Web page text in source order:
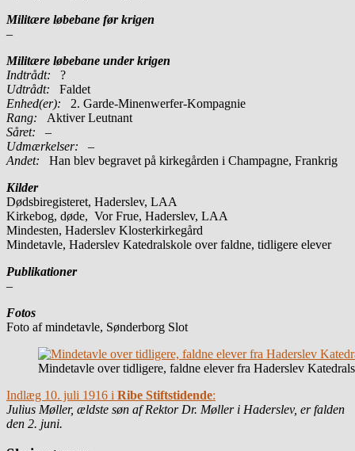
Militære løbebane før krigen
–
Militære løbebane under krigen
Indtrådt: ?
Udtrådt: Faldet
Enhed(er):
2. Garde-Minenwerfer-Kompagnie
Rang:
Aktiver Leutnant
Såret: –
Udmærkelser: –
Andet: Han blev begravet på kirkegården i Champagne, Frankrig
Kilder
Dødsbiregisteret, Haderslev, LAA
Kirkebog, døde, Vor Frue, Haderslev, LAA
Mindesten, Haderslev Klosterkirkegård
Mindetavle, Haderslev Katedralskole over faldne, tidligere elever
Publikationer
–
Fotos
Foto af mindetavle, Sønderborg Slot
Mindetavle over tidligere, faldne elever fra Haderslev
Indlæg 10. juli 1916 i Ribe Stiftstidende:
Julius Møller, ældste søn af Rektor Dr. Møller i Haderslev, er falden
den 2. juni.